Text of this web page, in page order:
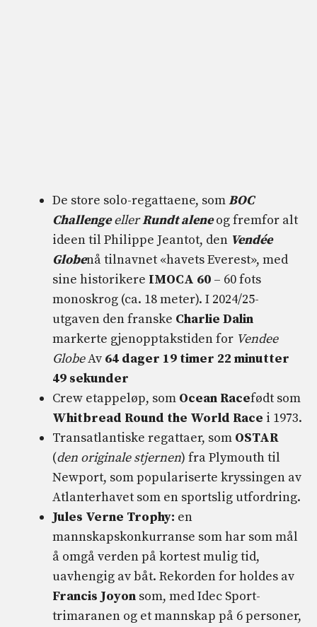
De store solo-regattaene, somBOC
ChallengeellerRundt aleneog fremfor alt
ideen til Philippe Jeantot, den Vendée
Globenå tilnavnet «havets Everest», med
sine historikere IMOCA 60 – 60 fots
monoskrog (ca. 18 meter). I 2024/25-
utgaven den franske Charlie Dalin
markerte gjenopptakstiden for Vendee
GlobeAv 64 dager 19 timer 22 minutter
49 sekunder
Crew etappeløp, som Ocean Racefødt som
Whitbread Round the World Race i 1973.
Transatlantiske regattaer, som OSTAR
(den originale stjernen) fra Plymouth til
Newport, som populariserte kryssingen av
Atlanterhavet som en sportslig utfordring.
Jules Verne Trophy: en
mannskapskonkurranse som har som mål
å omgå verden på kortest mulig tid,
uavhengig av båt. Rekorden for holdes av
Francis Joyon som, med Idec Sport-
trimaranen og et mannskap på 6 personer,